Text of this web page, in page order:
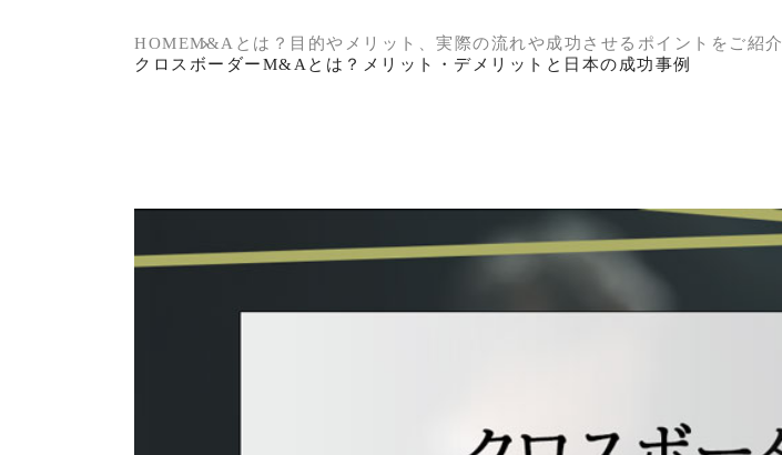
HOMEM&Aとは？目的やメリット、実際の流れや成功させるポイントをご紹介
クロスボーダーM&Aとは？メリット・デメリットと日本の成功事例